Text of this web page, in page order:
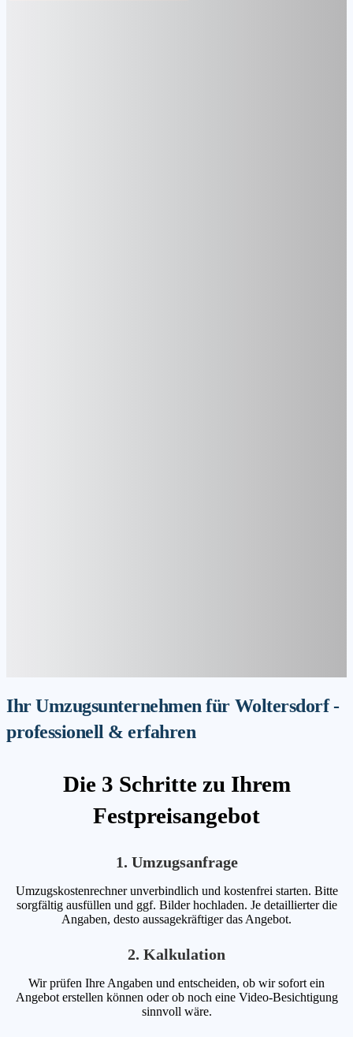
Ihr Umzugsunternehmen für Woltersdorf -
professionell & erfahren
Die 3 Schritte zu Ihrem
Festpreisangebot
1. Umzugsanfrage
Umzugskostenrechner unverbindlich und kostenfrei starten. Bitte
sorgfältig ausfüllen und ggf. Bilder hochladen. Je detaillierter die
Angaben, desto aussagekräftiger das Angebot.
2. Kalkulation
Wir prüfen Ihre Angaben und entscheiden, ob wir sofort ein
Angebot erstellen können oder ob noch eine Video-Besichtigung
sinnvoll wäre.